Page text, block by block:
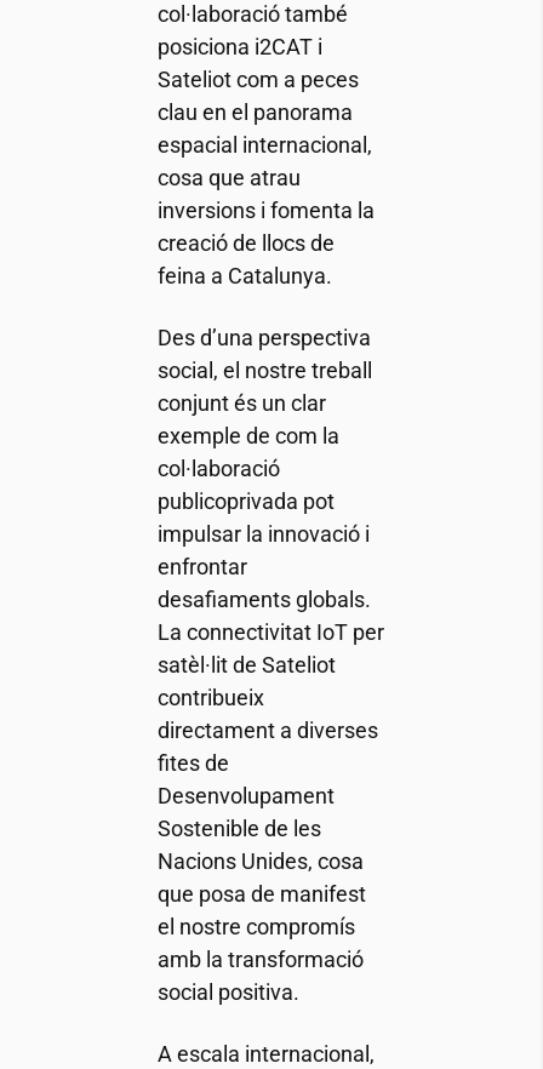
col·laboració també
posiciona i2CATi
Sateliot com a peces
clau en el panorama
espacial internacional,
cosa que atrau
inversions i fomenta la
creació de llocs de
feina a Catalunya.
Des d’una perspectiva
social, el nostre treball
conjunt és un clar
exemple de com la
col·laboració
publicoprivada pot
impulsar la innovació i
enfrontar
desafiaments globals.
La connectivitat IoT per
satèl·lit de Sateliot
contribueix
directament a diverses
fites de
Desenvolupament
Sostenible de les
Nacions Unides, cosa
que posa de manifest
el nostre compromís
amb la transformació
social positiva.
A escala internacional,